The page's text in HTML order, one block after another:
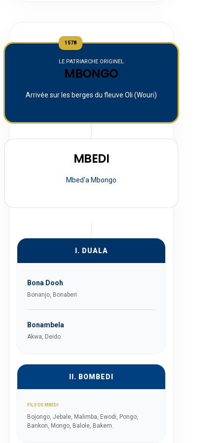
1578
LE PATRIARCHE ORIGINEL
MBONGO
Arrivée sur les berges du fleuve Oli (Wouri)
MBEDI
Mbed'a Mbongo
I. DUALA
Bona Dooh
Bonanjo, Bonaberi
Bonambela
Akwa, Deido
II. BOMBEDI
FILS DE MBEDI
Bojongo, Jebale, Malimba, Ewodi, Pongo,
Bankon, Mongo, Balole, Bakem.